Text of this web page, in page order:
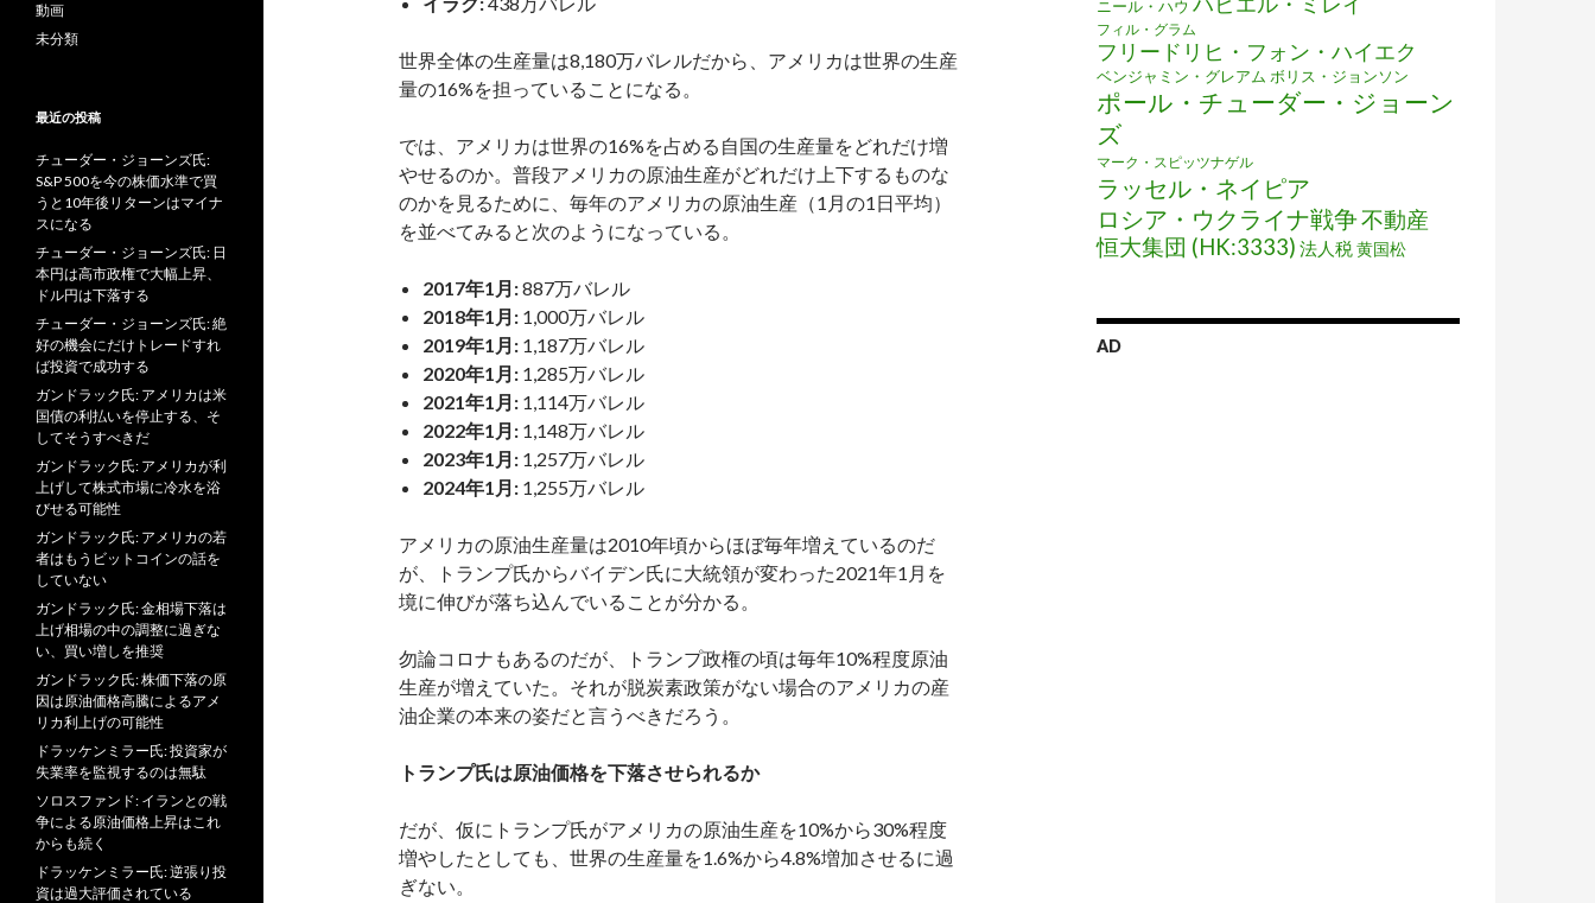
世界全体の生産量は8,180万バレルだから、アメリカは世界の生産
量の16%を担っていることになる。
では、アメリカは世界の16%を占める自国の生産量をどれだけ増
やせるのか。普段アメリカの原油生産がどれだけ上下するものな
のかを見るために、毎年のアメリカの原油生産（1月の1日平均）
を並べてみると次のようになっている。
2017年1月:887万バレル
2018年1月 : 1,000万バレル
2019年1月 : 1,187万バレル
2020年1月 : 1,285万バレル
2021年1月 : 1,114万バレル
2022年1月 : 1,148万バレル
2023年1月 : 1,257万バレル
2024年1月 : 1,255万バレル
アメリカの原油生産量は2010年頃からほぼ毎年増えているのだ
が、トランプ氏からバイデン氏に大統領が変わった2021年1月を
境に伸びが落ち込んでいることが分かる。
勿論コロナもあるのだが、トランプ政権の頃は毎年10%程度原油
生産が増えていた。それが脱炭素政策がない場合のアメリカの産
油企業の本来の姿だと言うべきだろう。
トランプ氏は原油価格を下落させられるか
だが、仮にトランプ氏がアメリカの原油生産を10%から30%程度
増やしたとしても、世界の生産量を1.6%から4.8%増加させるに過
ぎない。
ニール・ハウ
フィル・グラム
フリードリヒ・フォン・ハイエク
ベンジャミン・グレアム ボリス・ジョンソン
ポール・チューダー・ジョーン
ズ
マーク・スピッツナゲル
ラッセル・ネイピア
ロシア・ウクライナ戦争不動産
恒大集団 (HK:3333) 法人税黄国松
AD
動画
未分類
最近の投稿
チューダー・ジョーンズ氏:
S&P 500を今の株価水準で買
うと10年後リターンはマイナ
スになる
チューダー・ジョーンズ氏: 日
本円は高市政権で大幅上昇、
ドル円は下落する
チューダー・ジョーンズ氏: 絶
好の機会にだけトレードすれ
ば投資で成功する
ガンドラック氏: アメリカは米
国債の利払いを停止する、そ
してそうすべきだ
ガンドラック氏: アメリカが利
上げして株式市場に冷水を浴
びせる可能性
ガンドラック氏: アメリカの若
者はもうビットコインの話を
していない
ガンドラック氏: 金相場下落は
上げ相場の中の調整に過ぎな
い、買い増しを推奨
ガンドラック氏: 株価下落の原
因は原油価格高騰によるアメ
リカ利上げの可能性
ドラッケンミラー氏: 投資家が
失業率を監視するのは無駄
ソロスファンド: イランとの戦
争による原油価格上昇はこれ
からも続く
ドラッケンミラー氏: 逆張り投
資は過大評価されている